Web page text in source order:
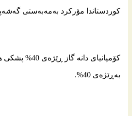
كوردستاندا مۆركرد به‌مه‌به‌ستی‌
كۆمپانیای‌
به‌ڕێژه‌ی‌ 40%.